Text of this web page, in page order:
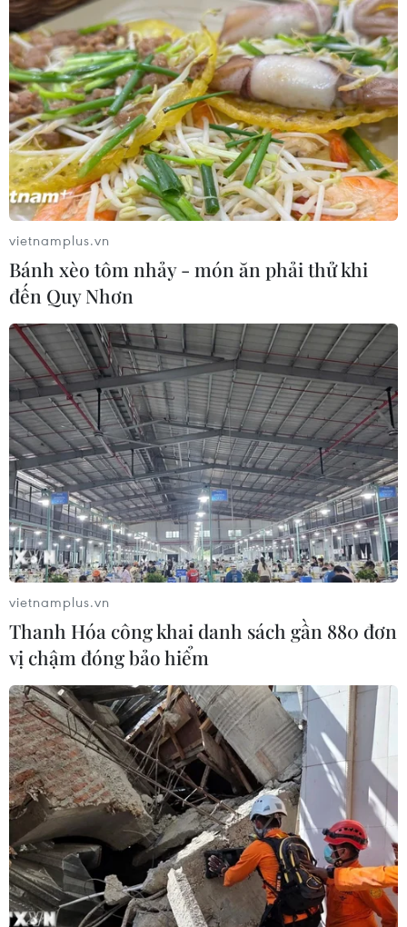
vietnamplus.vn
Bánh xèo tôm nhảy - món ăn phải thử khi
đến Quy Nhơn
vietnamplus.vn
Thanh Hóa công khai danh sách gần 880 đơn
vị chậm đóng bảo hiểm